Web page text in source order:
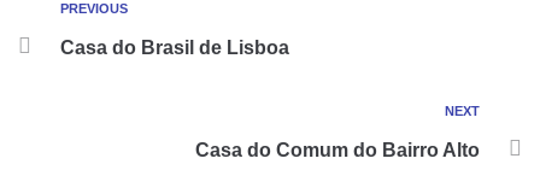
PREVIOUS
Casa do Brasil de Lisboa
NEXT
Casa do Comum do Bairro Alto